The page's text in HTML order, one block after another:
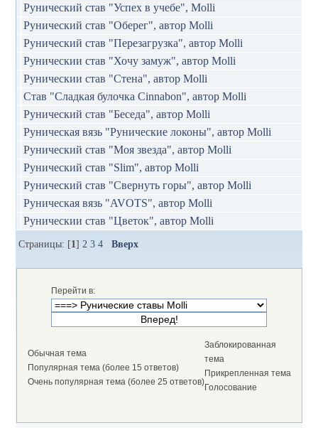
Рунический став "Успех в учебе", Molli
Рунический став "Оберег", автор Molli
Рунический став "Перезагрузка", автор Molli
Руническии став "Хочу замуж", автор Molli
Руническии став "Стена", автор Molli
Став "Сладкая булочка Cinnabon", автор Molli
Рунический став "Беседа", автор Molli
Руническая вязь "Рунические локоны", автор Molli
Рунический став "Моя звезда", автор Мolli
Рунический став "Slim", автор Molli
Рунический став "Свернуть горы", автор Molli
Руническая вязь "AVOTS", автор Molli
Руническии став "Цветок", автор Molli
Страницы: [1]2 3 4 Вверх
Перейти в:
Обычная тема
Популярная тема (более 15 ответов)
Очень популярная тема (более 25 ответов)
Заблокированная
тема
Прикрепленная тема
Голосование